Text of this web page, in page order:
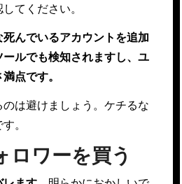
てください。
んでいるアカウントを追加
ルでも検知されますし、ユ
点です。
は避けましょう。ケチるな
。
ロワーを買う